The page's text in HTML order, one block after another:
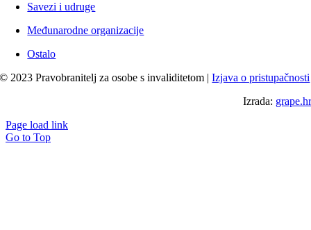
Savezi i udruge
Međunarodne organizacije
Ostalo
© 2023 Pravobranitelj za osobe s invaliditetom |Izjava o pristupačnosti
Izrada: grape.hr
Page load link
Go to Top